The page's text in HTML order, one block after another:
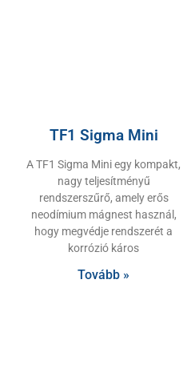
TF1 Sigma Mini
A TF1 Sigma Mini egy kompakt,
nagy teljesítményű
rendszerszűrő, amely erős
neodímium mágnest használ,
hogy megvédje rendszerét a
korrózió káros
Tovább »